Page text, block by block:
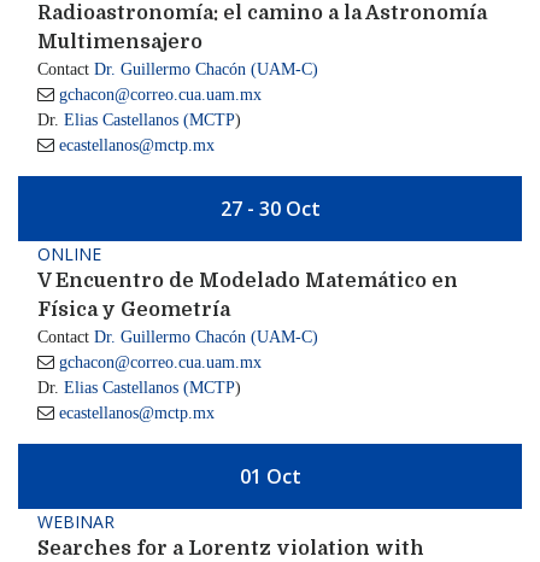
Radioastronomía: el camino a la Astronomía
Multimensajero
Contact Dr. Guillermo Chacón (UAM-C)
 gchacon@correo.cua.uam.mx
Dr. Elias Castellanos (MCTP)
 ecastellanos@mctp.mx
27 - 30 Oct
ONLINE
V Encuentro de Modelado Matemático en
Física y Geometría
Contact Dr. Guillermo Chacón (UAM-C)
 gchacon@correo.cua.uam.mx
Dr. Elias Castellanos (MCTP)
 ecastellanos@mctp.mx
01 Oct
WEBINAR
Searches for a Lorentz violation with